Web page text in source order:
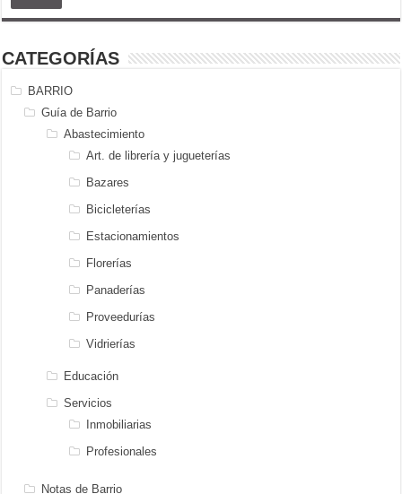
CATEGORÍAS
BARRIO
Guía de Barrio
Abastecimiento
Art. de librería y jugueterías
Bazares
Bicicleterías
Estacionamientos
Florerías
Panaderías
Proveedurías
Vidrierías
Educación
Servicios
Inmobiliarias
Profesionales
Notas de Barrio